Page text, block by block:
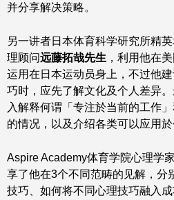
并分享解决策略。
另一讲者日本体育科学研究所精
理顾问远藤拓哉先生 ，利用他在
运用在日本运动员身上，不过他
巧时，应先了解文化及个人差异
入解释何谓「专注於当前的工作
的情况，以及介绍各类可以应用
Aspire Academy体育学院心理学家
享了他在3个不同范畴的见解，分
技巧、如何将不同心理技巧融入